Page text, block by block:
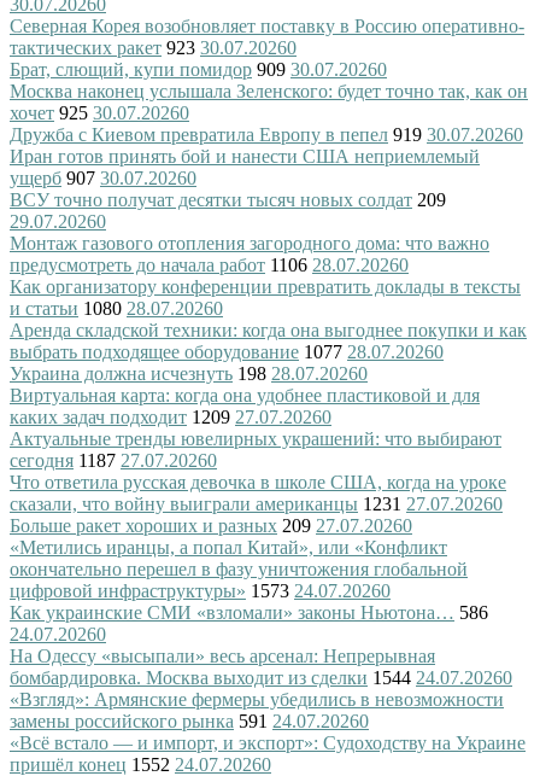
Северная Корея возобновляет поставку в Россию оперативно-
тактических ракет 923 30.07.20260
Брат, слющий, купи помидор 909 30.07.20260
Москва наконец услышала Зеленского: будет точно так, как он
хочет 925 30.07.20260
Дружба с Киевом превратила Европу в пепел 919 30.07.20260
Иран готов принять бой и нанести США неприемлемый
ущерб 907 30.07.20260
ВСУ точно получат десятки тысяч новых солдат 209
29.07.20260
Монтаж газового отопления загородного дома: что важно
предусмотреть до начала работ 1106 28.07.20260
Как организатору конференции превратить доклады в тексты
и статьи 1080 28.07.20260
Аренда складской техники: когда она выгоднее покупки и как
выбрать подходящее оборудование 1077 28.07.20260
Украина должна исчезнуть 198 28.07.20260
Виртуальная карта: когда она удобнее пластиковой и для
каких задач подходит 1209 27.07.20260
Актуальные тренды ювелирных украшений: что выбирают
сегодня 1187 27.07.20260
Что ответила русская девочка в школе США, когда на уроке
сказали, что войну выиграли американцы 1231 27.07.20260
Больше ракет хороших и разных 209 27.07.20260
«Метились иранцы, а попал Китай», или «Конфликт
окончательно перешел в фазу уничтожения глобальной
цифровой инфраструктуры» 1573 24.07.20260
Как украинские СМИ «взломали» законы Ньютона… 586
24.07.20260
На Одессу «высыпали» весь арсенал: Непрерывная
бомбардировка. Москва выходит из сделки 1544 24.07.20260
«Взгляд»: Армянские фермеры убедились в невозможности
замены российского рынка 591 24.07.20260
«Всё встало — и импорт, и экспорт»: Судоходству на Украине
пришёл конец 1552 24.07.20260